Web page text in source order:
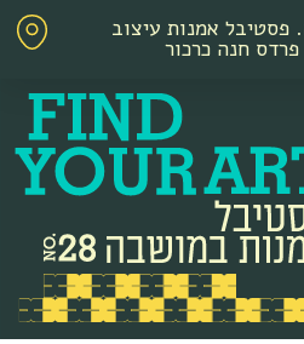
פסטיבל אמנות עיצוב
חנה כרכור